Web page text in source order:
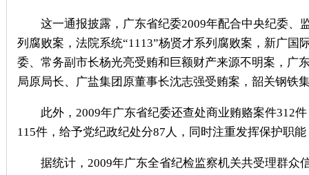
这一通报披露，广东省纪委2009年配合中央纪委、
列腐败案，法院系统“1113”杨贤才系列腐败案，新广
委、常务副市长杨光亮受贿和巨额财产来源不明案，广
局原局长、广盐集团原董事长沈志强受贿案，韶关钢铁
此外，2009年广东省纪委还查处商业贿赂案件312件
115件，给予党纪政纪处分87人，同时注重发挥保护职
据统计，2009年广东全省纪检监察机关共受理群众